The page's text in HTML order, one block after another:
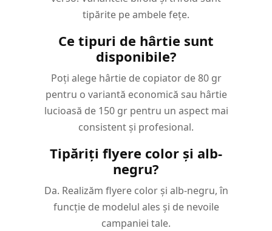
tipărite pe ambele fețe.
Ce tipuri de hârtie sunt
disponibile?
Poți alege hârtie de copiator de 80 gr
pentru o variantă economică sau hârtie
lucioasă de 150 gr pentru un aspect mai
consistent și profesional.
Tipăriți flyere color și alb-
negru?
Da. Realizăm flyere color și alb-negru, în
funcție de modelul ales și de nevoile
campaniei tale.